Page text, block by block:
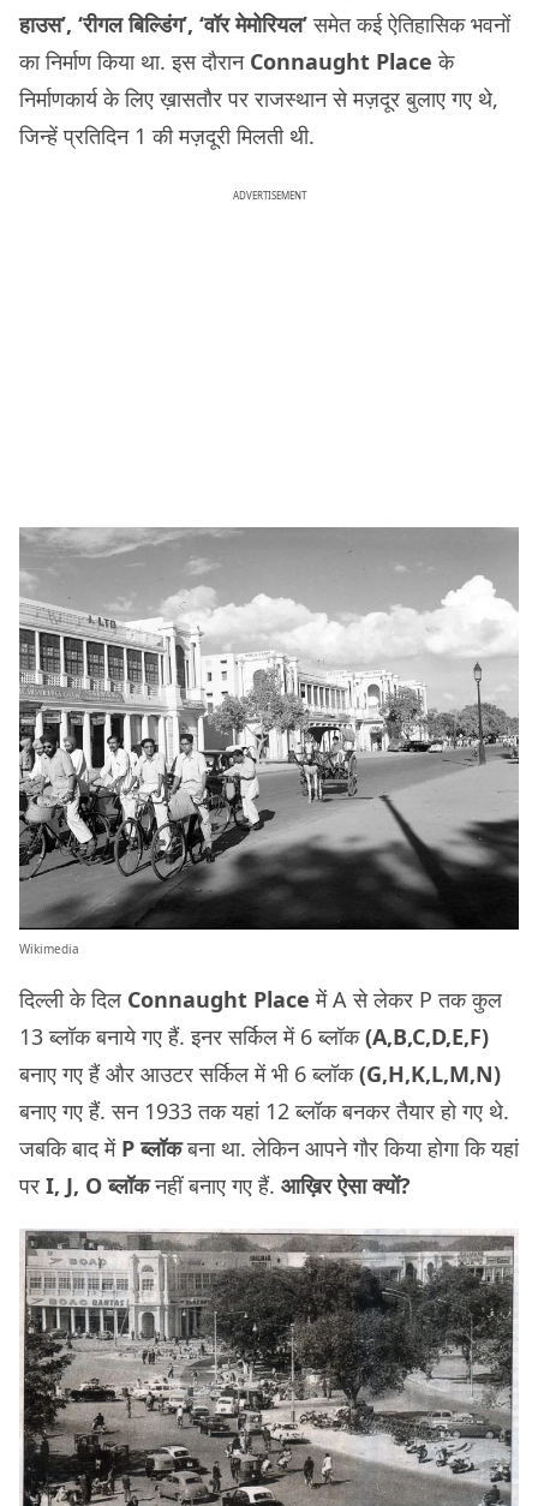
हाउस’, ‘रीगल बिल्डिंग’, ‘वॉर मेमोरियल’समेत कई ऐतिहासिक भवनों
का निर्माण किया था. इस दौरान Connaught Placeके
निर्माणकार्य के लिए ख़ासतौर पर राजस्थान से मज़दूर बुलाए गए थे,
जिन्हें प्रतिदिन 1 की मज़दूरी मिलती थी.
ADVERTISEMENT
Wikimedia
दिल्ली के दिल Connaught Placeमें A से लेकर P तक कुल
13 ब्लॉक बनाये गए हैं. इनर सर्किल में 6 ब्लॉक(A,B,C,D,E,F)
बनाए गए हैं और आउटर सर्किल में भी 6 ब्लॉक(G,H,K,L,M,N)
बनाए गए हैं. सन 1933 तक यहां 12 ब्लॉक बनकर तैयार हो गए थे.
जबकि बाद में P ब्लॉकबना था. लेकिन आपने गौर किया होगा कि यहां
पर I, J, O ब्लॉकनहीं बनाए गए हैं. आख़िर ऐसा क्यों?